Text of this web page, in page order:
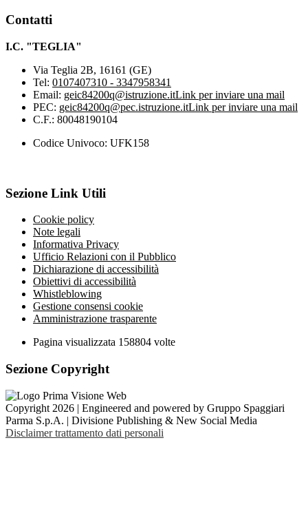
Contatti
I.C. "TEGLIA"
Via Teglia 2B, 16161 (GE)
Tel: 0107407310 - 3347958341
Email: geic84200q@istruzione.itLink per inviare una mail
PEC: geic84200q@pec.istruzione.itLink per inviare una mail
C.F.: 80048190104
Codice Univoco: UFK158
Sezione Link Utili
Cookie policy
Note legali
Informativa Privacy
Ufficio Relazioni con il Pubblico
Dichiarazione di accessibilità
Obiettivi di accessibilità
Whistleblowing
Gestione consensi cookie
Amministrazione trasparente
Pagina visualizzata 158804 volte
Sezione Copyright
Copyright 2026 | Engineered and powered by Gruppo Spaggiari
Parma S.p.A. | Divisione Publishing & New Social Media
Disclaimer trattamento dati personali